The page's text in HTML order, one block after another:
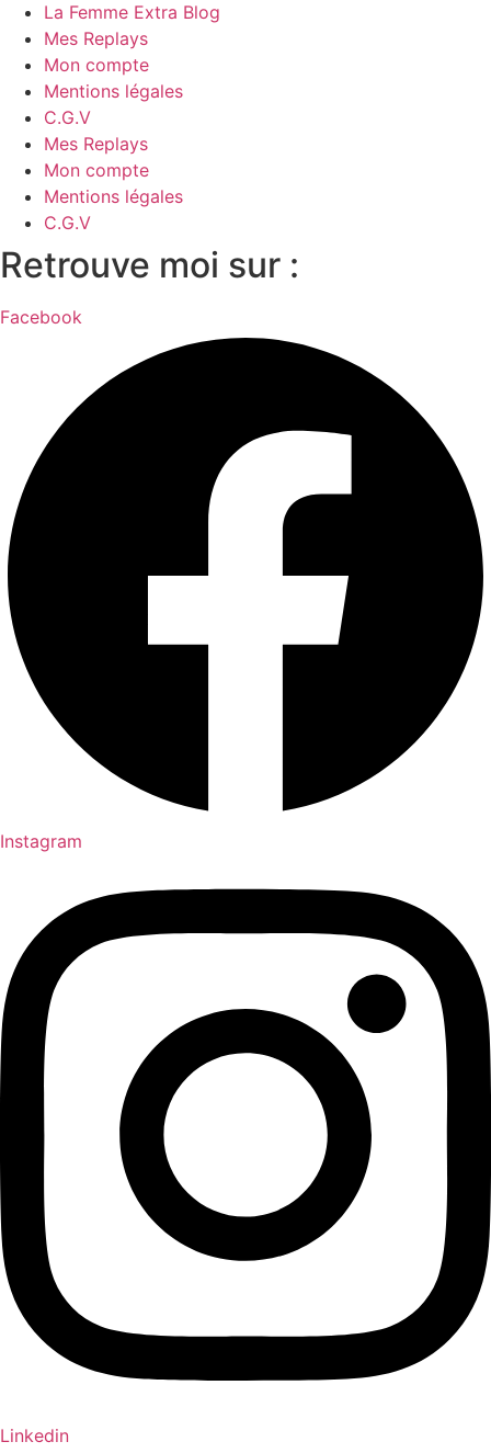
La Femme Extra Blog
Mes Replays
Mon compte
Mentions légales
C.G.V
Mes Replays
Mon compte
Mentions légales
C.G.V
Retrouve moi sur :
Facebook
Instagram
Linkedin